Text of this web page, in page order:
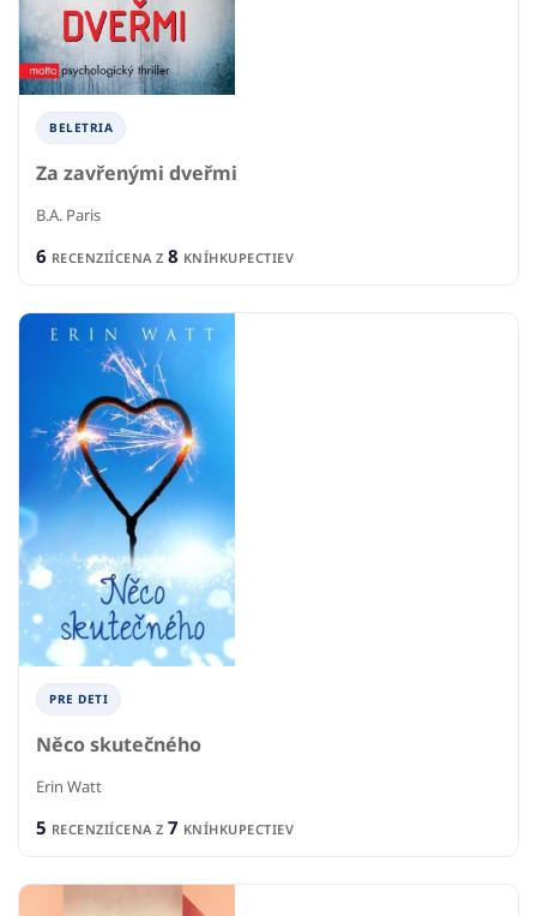
BELETRIA
Za zavřenými dveřmi
B.A. Paris
6 RECENZIÍCENA Z 8 KNÍHKUPECTIEV
PRE DETI
Něco skutečného
Erin Watt
5 RECENZIÍCENA Z 7 KNÍHKUPECTIEV